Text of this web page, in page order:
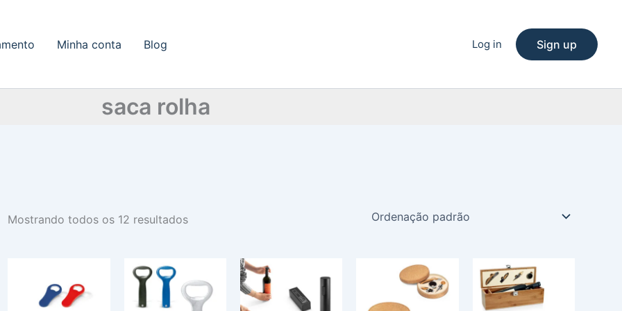
Minha conta Blog Log in Sign up
saca rolha
Mostrando todos os 12 resultados